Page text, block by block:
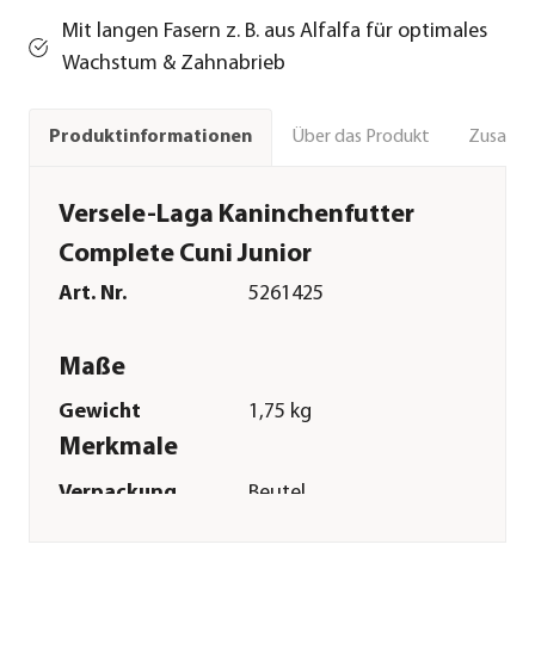
Mit langen Fasern z. B. aus Alfalfa für optimales
Wachstum & Zahnabrieb
Produktinformationen Über das Produkt
Versele-Laga Kaninchenfutter
Complete Cuni Junior
Art. Nr. 5261425
Maße
Gewicht 1,75 kg
Merkmale
Verpackung Beutel